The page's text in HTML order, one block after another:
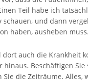
Teil habe ich
und dann
haben, ausheben muss.
auch die Krankheit
Beschäftigen
die Zeiträume.